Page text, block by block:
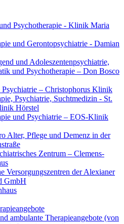
Psychotherapie - Klinik Maria
und Gerontopsychiatrie - Damian
und Adoleszentenpsychiatrie,
und Psychotherapie – Don Bosco
Psychiatrie – Christophorus Klinik
Psychiatrie, Suchtmedizin - St.
Hörstel
und Psychiatrie – EOS-Klinik
Alter, Pflege und Demenz in der
Zentrum – Clemens-
Versorgungszentren der Alexianer
GmbH
ambulante Therapieangebote (von